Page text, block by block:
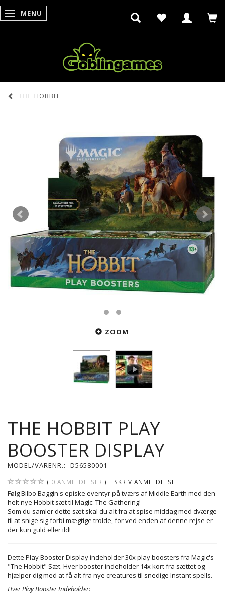
SKIFTE NAVIGATION
MENU
THE HOBBIT
ZOOM
THE HOBBIT PLAY
BOOSTER DISPLAY
MODEL/VARENR.: D56580001
0 ANMELDELSER SKRIV ANMELDELSE
Følg Bilbo Baggin's episke eventyr på tværs af Middle Earth med den
helt nye Hobbit sæt til Magic: The Gathering!
Som du samler dette sæt skal du alt fra at spise middag med dværge
til at snige sig forbi mægtige trolde, for ved enden af denne rejse er
der kun guld eller ild!
Dette Play Booster Display indeholder 30x play boosters fra Magic's
"The Hobbit" Sæt. Hver booster indeholder 14x kort fra sættet og
hjælper dig med at få alt fra nye creatures til snedige Instant spells.
Hver Play Booster Indeholder: